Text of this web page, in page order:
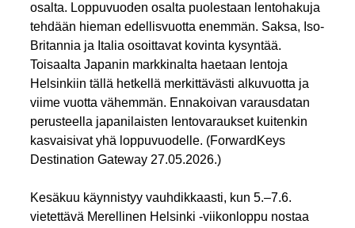
osalta. Loppuvuoden osalta puolestaan lentohakuja
tehdään hieman edellisvuotta enemmän. Saksa, Iso-
Britannia ja Italia osoittavat kovinta kysyntää.
Toisaalta Japanin markkinalta haetaan lentoja
Helsinkiin tällä hetkellä merkittävästi alkuvuotta ja
viime vuotta vähemmän. Ennakoivan varausdatan
perusteella japanilaisten lentovaraukset kuitenkin
kasvaisivat yhä loppuvuodelle. (ForwardKeys
Destination Gateway 27.05.2026.)
Kesäkuu käynnistyy vauhdikkaasti, kun 5.–7.6.
vietettävä Merellinen Helsinki -viikonloppu nostaa